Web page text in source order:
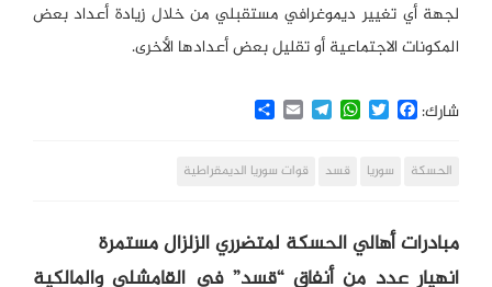
لجهة أي تغيير ديموغرافي مستقبلي من خلال زيادة أعداد بعض
المكونات الاجتماعية أو تقليل بعض أعدادها الأخرى.
شارك: Facebook
Twitter
WhatsApp
Telegram
Email
Share
الحسكة سوريا قسد قوات سوريا الديمقراطية
مبادرات أهالي الحسكة لمتضرري الزلزال مستمرة
انهيار عدد من أنفاق “قسد” في القامشلي والمالكية